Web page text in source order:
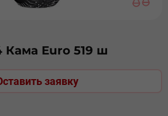
Кама Euro 519 ш
заявку